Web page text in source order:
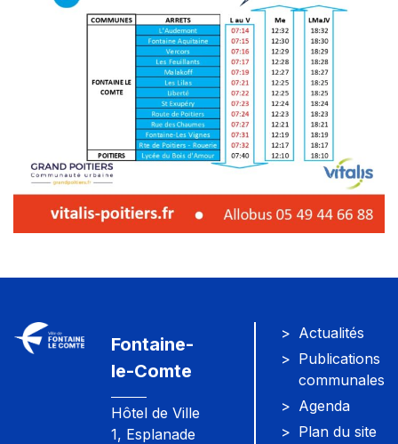
Fontaine-
le-Comte
Hôtel de Ville
1, Esplanade
Actualités
Publications
communales
Agenda
Plan du site